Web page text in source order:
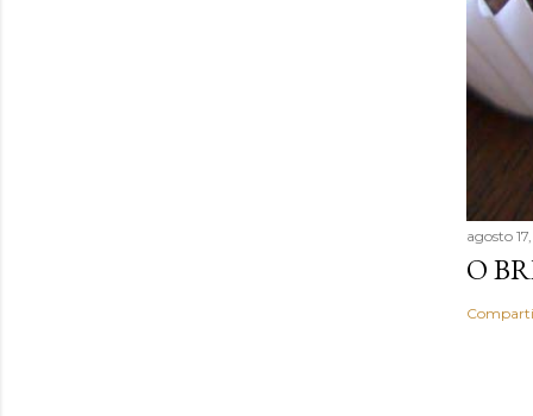
agosto
O